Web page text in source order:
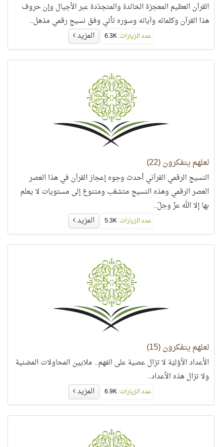
القرآن العظيم المعجزة الخالدة والمتجدّدة عبر الأجيال وإن حروف
هذا القرآن وكلماته وآياته وسوره تأتي وفق نسيج رقمي مذهل..
عدد الزيارات: المزيد
لعلهم يتفكرون (22)
النسيج الرقمي القرآني أحدث وجوه إعجاز القرآن في هذا العصر
العصر الرقمي وهذه النسيج متشعّب ومتنوع إلى مستويات لا يعلم
بها إلا الله عزّ وجلّ..
عدد الزيارات: المزيد
لعلهم يتفكرون (15)
الأعداد الأوّليّة لا تزال عصية على الفهم.. ملايين المحاولات المضنية
ولا تزال هذه الأعداد..
عدد الزيارات: المزيد